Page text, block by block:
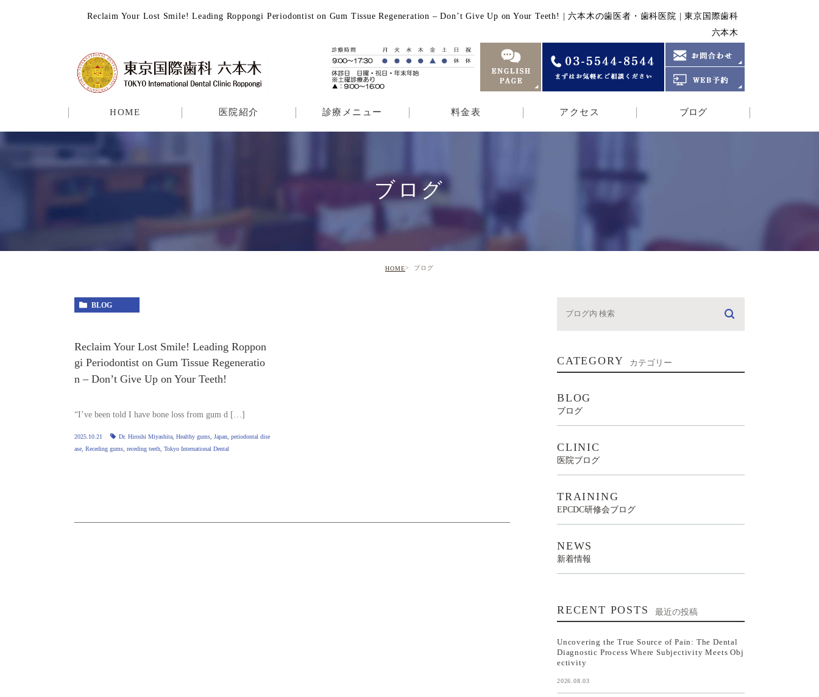
Reclaim Your Lost Smile! Leading Roppongi Periodontist on Gum Tissue Regeneration – Don’t Give Up on Your Teeth! | 六本木の歯医者・歯科医院 | 東京国際歯科
六本木
HOME 医院紹介 診療メニュー 料金表 アクセス ブログ
ブログ
HOME ブログ
BLOG
Reclaim Your Lost Smile! Leading Roppon
gi Periodontist on Gum Tissue Regeneratio
n – Don’t Give Up on Your Teeth!
“I’ve been told I have bone loss from gum d […]
2025.10.21 Dr. Hiroshi Miyashita Healthy gums Japan periodontal dise
ase Receding gums receding teeth Tokyo International Dental
CATEGORY カテゴリー
BLOG
ブログ
CLINIC
医院ブログ
TRAINING
EPCDC研修会ブログ
NEWS
新着情報
RECENT POSTS 最近の投稿
Uncovering the True Source of Pain: The Dental
Diagnostic Process Where Subjectivity Meets Obj
ectivity
2026.08.03